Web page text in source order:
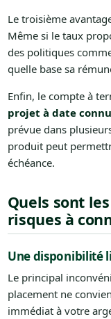
Le troisième
Même si le taux
des politiques
quelle base sa
Enfin, le compte à
projet à date
prévue dans
produit peut
échéance.
Quels sont
risques à
Une disponibilité
Le principal
placement ne
immédiat à votre